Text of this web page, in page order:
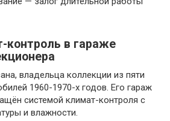
контроль в гараже
владельца коллекции из пяти
1960-1970-х годов. Его гараж
системой климат-контроля с
и влажности.